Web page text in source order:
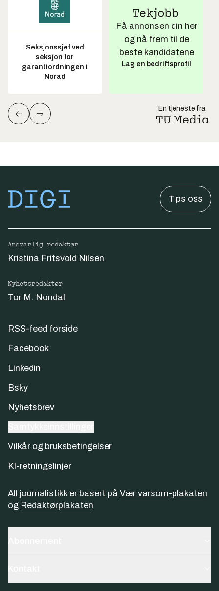
Seksjonssjef ved
seksjon for
garantiordningen i
Norad
Få annonsen din her
og nå frem til de
beste kandidatene
Lag en bedriftsprofil
En tjeneste fra
Tips oss
Ansvarlig redaktør
Kristina Fritsvold Nilsen
Nyhetsredaktør
Tor M. Nondal
RSS-feed forside
Facebook
Linkedin
Bsky
Nyhetsbrev
Vilkår og bruksbetingelser
KI-retningslinjer
All journalistikk er basert på Vær varsom-plakaten
og Redaktørplakaten